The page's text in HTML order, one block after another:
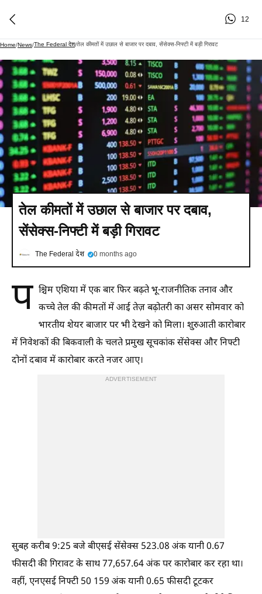
12
Home/News/The Federal देश/तेल कीमतों में उछाल से बाजार पर दबाव, सेंसेक्स-निफ्टी में बड़ी गिरावट
तेल कीमतों में उछाल से बाजार पर दबाव,
सेंसेक्स-निफ्टी में बड़ी गिरावट
The Federal देश 0 months ago
प श्चिम एशिया में एक बार फिर बढ़ते भू-राजनीतिक तनाव और
कच्चे तेल की कीमतों में आई तेज़ बढ़ोतरी का असर सोमवार को
भारतीय शेयर बाजार पर भी देखने को मिला। शुरुआती कारोबार
में निवेशकों की बिकवाली के चलते प्रमुख सूचकांक सेंसेक्स और निफ्टी
दोनों दबाव में कारोबार करते नजर आए।
ADVERTISEMENT
सुबह करीब 9:25 बजे बीएसई सेंसेक्स 523.08 अंक यानी 0.67
फीसदी की गिरावट के साथ 77,657.64 अंक पर कारोबार कर रहा था।
वहीं, एनएसई निफ्टी 50 159 अंक यानी 0.65 फीसदी टूटकर